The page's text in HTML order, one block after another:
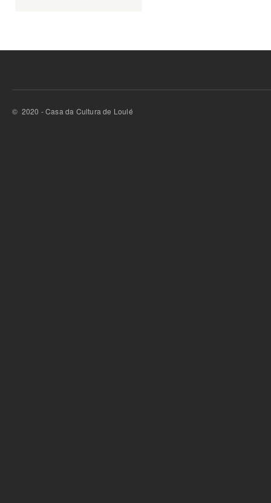
© 2020 - Casa da Cultura de Loulé